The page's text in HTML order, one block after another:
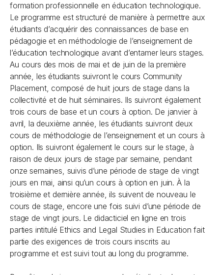
formation professionnelle en éducation technologique.
Le programme est structuré de manière à permettre aux
étudiants d’acquérir des connaissances de base en
pédagogie et en méthodologie de l’enseignement de
l’éducation technologique avant d’entamer leurs stages.
Au cours des mois de mai et de juin de la première
année, les étudiants suivront le cours Community
Placement, composé de huit jours de stage dans la
collectivité et de huit séminaires. Ils suivront également
trois cours de base et un cours à option. De janvier à
avril, la deuxième année, les étudiants suivront deux
cours de méthodologie de l’enseignement et un cours à
option. Ils suivront également le cours sur le stage, à
raison de deux jours de stage par semaine, pendant
onze semaines, suivis d’une période de stage de vingt
jours en mai, ainsi qu’un cours à option en juin. À la
troisième et dernière année, ils suivent de nouveau le
cours de stage, encore une fois suivi d’une période de
stage de vingt jours. Le didacticiel en ligne en trois
parties intitulé Ethics and Legal Studies in Education fait
partie des exigences de trois cours inscrits au
programme et est suivi tout au long du programme.